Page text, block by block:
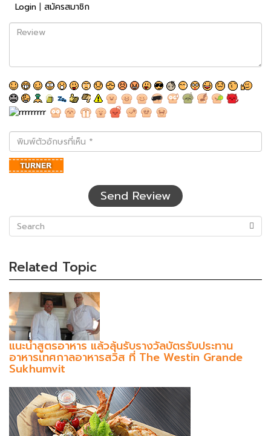
Login | สมัครสมาชิก
Review
พิมพ์
ตัว
อักษร
ที่
Send Review
Related Topic
แนะนำสูตรอาหาร แล้วลุ้นรับรางวัลบัตรรับประทาน
อาหารเทศกาลอาหารสวิส ที่ The Westin Grande
Sukhumvit